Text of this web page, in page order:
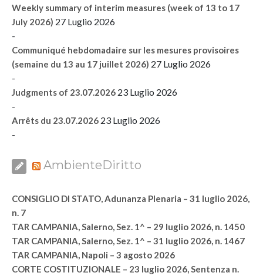
Weekly summary of interim measures (week of 13 to 17
July 2026) 27 Luglio 2026
-
Communiqué hebdomadaire sur les mesures provisoires
(semaine du 13 au 17 juillet 2026) 27 Luglio 2026
-
Judgments of 23.07.2026 23 Luglio 2026
-
Arrêts du 23.07.2026 23 Luglio 2026
-
AmbienteDiritto
CONSIGLIO DI STATO, Adunanza Plenaria – 31 luglio 2026,
n. 7
TAR CAMPANIA, Salerno, Sez. 1^ – 29 luglio 2026, n. 1450
TAR CAMPANIA, Salerno, Sez. 1^ – 31 luglio 2026, n. 1467
TAR CAMPANIA, Napoli – 3 agosto 2026
CORTE COSTITUZIONALE – 23 luglio 2026, Sentenza n.